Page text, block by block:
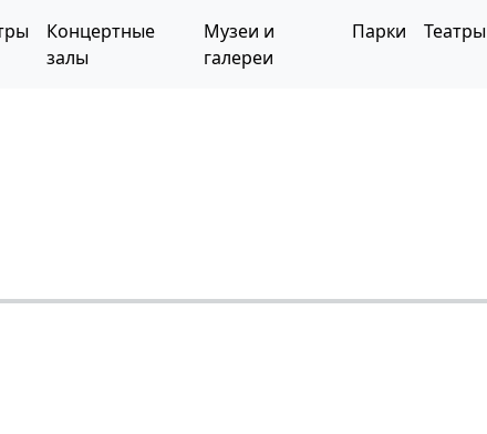
Концертные
залы
Музеи и
галереи
Парки Театры